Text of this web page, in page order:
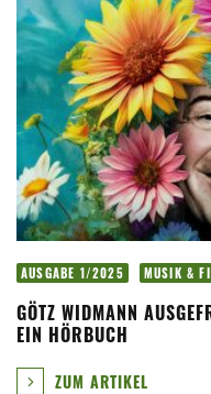
AUSGABE 1/2025 MUSIK &
GÖTZ WIDMANN
EIN HÖRBUCH
ZUM ARTIKEL